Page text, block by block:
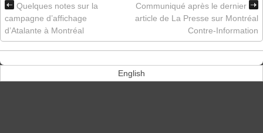
Quelques notes sur la
campagne d’affichage
d’Atalante à Montréal
Communiqué après le dernier
article de La Presse sur Montréal
Contre-Information
English